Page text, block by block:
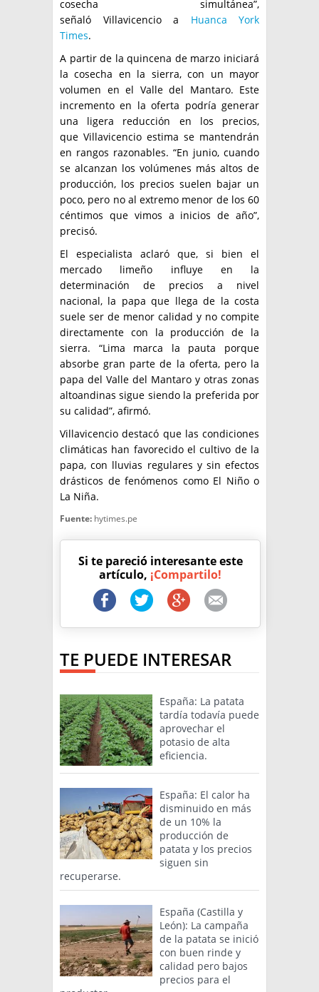
cosecha simultánea”,
señaló Villavicencio a Huanca York
Times.
A partir de la quincena de marzo iniciará
la cosecha en la sierra, con un mayor
volumen en el Valle del Mantaro. Este
incremento en la oferta podría generar
una ligera reducción en los precios,
que Villavicencio estima se mantendrán
en rangos razonables. “En junio, cuando
se alcanzan los volúmenes más altos de
producción, los precios suelen bajar un
poco, pero no al extremo menor de los 60
céntimos que vimos a inicios de año”,
precisó.
El especialista aclaró que, si bien el
mercado limeño influye en la
determinación de precios a nivel
nacional, la papa que llega de la costa
suele ser de menor calidad y no compite
directamente con la producción de la
sierra. “Lima marca la pauta porque
absorbe gran parte de la oferta, pero la
papa del Valle del Mantaro y otras zonas
altoandinas sigue siendo la preferida por
su calidad”, afirmó.
Villavicencio destacó que las condiciones
climáticas han favorecido el cultivo de la
papa, con lluvias regulares y sin efectos
drásticos de fenómenos como El Niño o
La Niña.
Fuente: hytimes.pe
Si te pareció interesante este
artículo, ¡Compartilo!
TE PUEDE INTERESAR
España: La patata
tardía todavía puede
aprovechar el
potasio de alta
eficiencia.
España: El calor ha
disminuido en más
de un 10% la
producción de
patata y los precios
siguen sin
recuperarse.
España (Castilla y
León): La campaña
de la patata se inició
con buen rinde y
calidad pero bajos
precios para el